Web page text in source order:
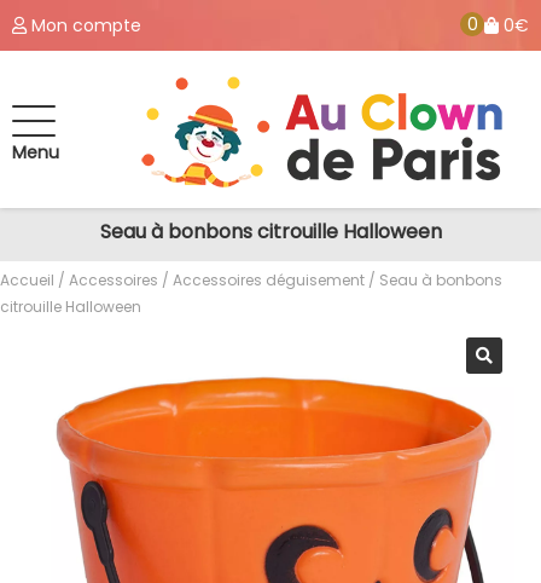
Mon compte 0 0€
Menu
Seau à bonbons citrouille Halloween
Accueil / Accessoires / Accessoires déguisement / Seau à bonbons
citrouille Halloween